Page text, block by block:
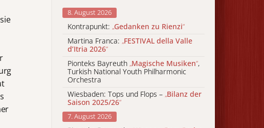
8. August 2026
Kontrapunkt: „Gedanken zu Rienzi“
Martina Franca: „FESTIVAL della Valle
d’Itria 2026“
Pionteks Bayreuth „Magische Musiken“,
Turkish National Youth Philharmonic
Orchestra
Wiesbaden: Tops und Flops – „Bilanz der
Saison 2025/26“
7. August 2026